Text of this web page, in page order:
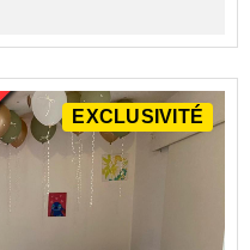
EXCLUSIVITÉ